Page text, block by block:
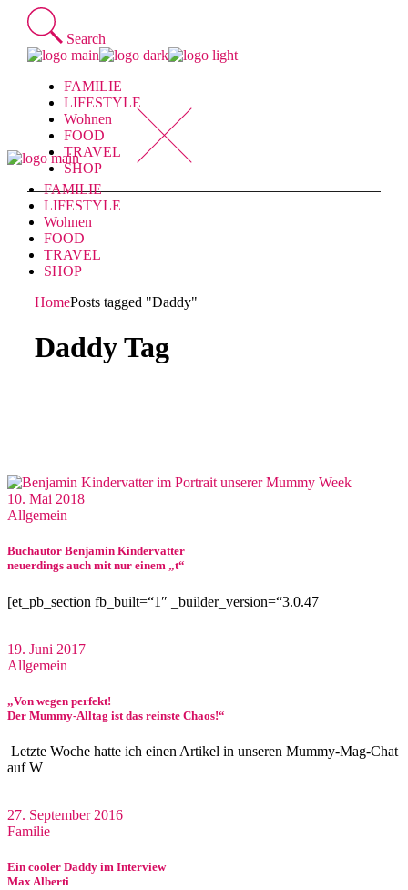
Skip
content
Search
FAMILIE
LIFESTYLE
Wohnen
FOOD
TRAVEL
SHOP
FAMILIE
LIFESTYLE
Wohnen
FOOD
TRAVEL
SHOP
HomePosts tagged "Daddy"
Daddy Tag
10. Mai 2018
Allgemein
Buchautor Benjamin Kindervatter
neuerdings auch mit nur einem „t“
[et_pb_section fb_built=“1″ _builder_version=“3.0.47
19. Juni 2017
Allgemein
„Von wegen perfekt!
Der Mummy-Alltag ist das reinste Chaos!“
Letzte Woche hatte ich einen Artikel in unseren Mummy-Mag-Chat
auf W
27. September 2016
Familie
Ein cooler Daddy im Interview
Max Alberti